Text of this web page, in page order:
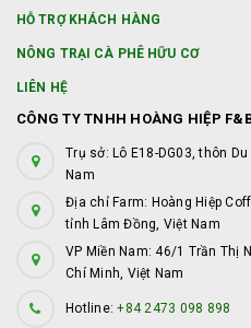
HỖ TRỢ KHÁCH HÀNG
NÔNG TRẠI CÀ PHÊ HỮU CƠ
LIÊN HỆ
CÔNG TY TNHH HOÀNG HIỆP
Trụ sở: Lô E18-DG03, thôn
Nam
Địa chỉ Farm: Hoàng Hiệp
tỉnh Lâm Đồng, Việt Nam
VP Miền Nam: 46/1 Trần Thị
Chí Minh, Việt Nam
Hotline:+84 2473 098 898